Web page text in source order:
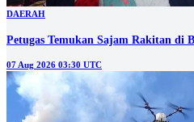
DAERAH
Petugas Temukan Sajam Rakitan di
07 Aug 2026 03:30 UTC